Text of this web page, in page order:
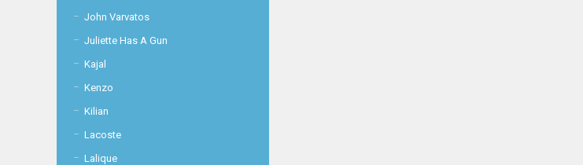
John Varvatos
Juliette Has A Gun
Kajal
Kenzo
Kilian
Lacoste
Lalique